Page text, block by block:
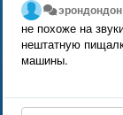
эрондондон
не похоже на
нештатную
машины.